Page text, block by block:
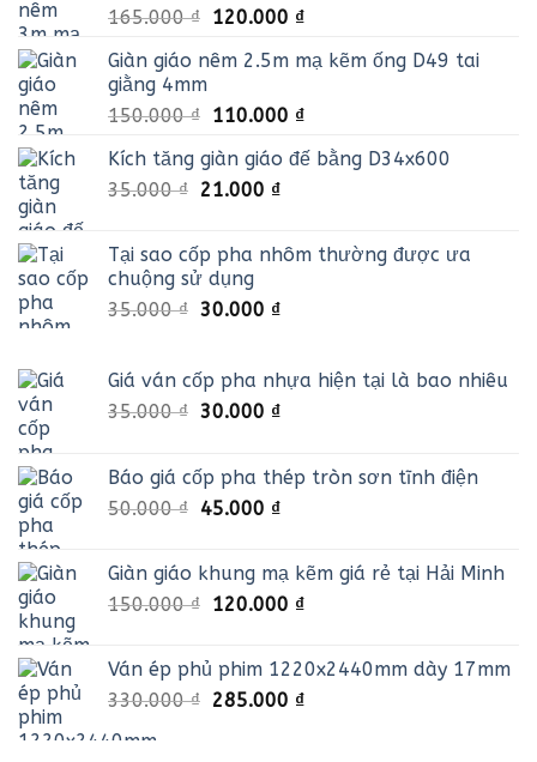
165.000₫ Giá
là:
120.000 ₫Giá
tại
120.000 ₫.
Giàn giáo nêm 2.5m mạ kẽm ống D49 tai
giằng 4mm
150.000₫ Giá
là:
150.000 ₫.
110.000 ₫Giá
tại
Kích tăng giàn giáo đế bằng D34x600
35.000₫ Giá
35.000 ₫.
21.000 ₫Giá
là:
Tại sao cốp pha nhôm thường được ưa
chuộng sử dụng
35.000₫ Giá
35.000 ₫.
30.000 ₫Giá
là:
30.000 ₫.
Giá ván cốp pha nhựa hiện tại là bao nhiêu
35.000₫ Giá
35.000 ₫.
30.000 ₫Giá
là:
30.000 ₫.
Báo giá cốp pha thép tròn sơn tĩnh điện
50.000₫ Giá
50.000 ₫.
45.000 ₫Giá
là:
45.000 ₫.
Giàn giáo khung mạ kẽm giá rẻ tại Hải Minh
150.000₫ Giá
150.000 ₫.
120.000 ₫Giá
là:
120.000 ₫.
Ván ép phủ phim 1220x2440mm dày 17mm
330.000₫ Giá
285.000 ₫Giá